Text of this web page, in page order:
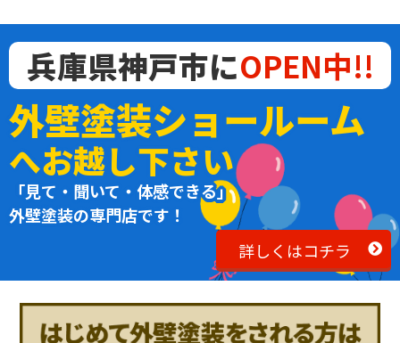
兵庫県神戸市にOPEN中!!
外壁塗装ショールーム
へお越し下さい
「見て・聞いて・体感できる」
外壁塗装の専門店です！
詳しくはコチラ